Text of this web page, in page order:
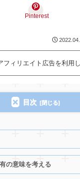
Pinterest
フィリエイト広告を利用
目次
の意味を考える